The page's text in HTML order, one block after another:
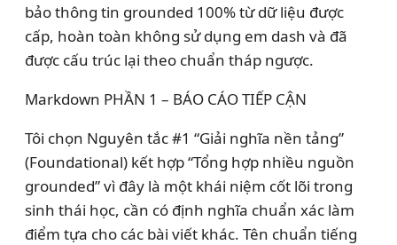
bảo thông tin grounded 100% từ dữ liệu được
cấp, hoàn toàn không sử dụng em dash và đã
được cấu trúc lại theo chuẩn tháp ngược.
Markdown PHẦN 1 – BÁO CÁO TIẾP CẬN
Tôi chọn Nguyên tắc #1 “Giải nghĩa nền tảng”
(Foundational) kết hợp “Tổng hợp nhiều nguồn
grounded” vì đây là một khái niệm cốt lõi trong
sinh thái học, cần có định nghĩa chuẩn xác làm
điểm tựa cho các bài viết khác. Tên chuẩn tiếng